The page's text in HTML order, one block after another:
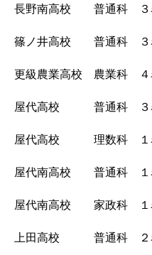
長野南高校 普通科 ３
篠ノ井高校 普通科 ３
更級農業高校 農業科 ４
屋代高校 普通科 ３
屋代高校 理数科 １
屋代南高校 普通科 １
屋代南高校 家政科 １
上田高校 普通科 ２